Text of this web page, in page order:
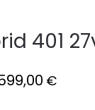
401
€